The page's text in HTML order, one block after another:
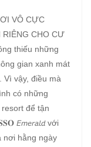
VÔ CỰC
RIÊNG CHO CƯ
thiếu những
gian xanh mát
Vì vậy, điều mà
có những
để tận
𝘌𝘮𝘦𝘳𝘢𝘭𝘥 với
nơi hằng ngày